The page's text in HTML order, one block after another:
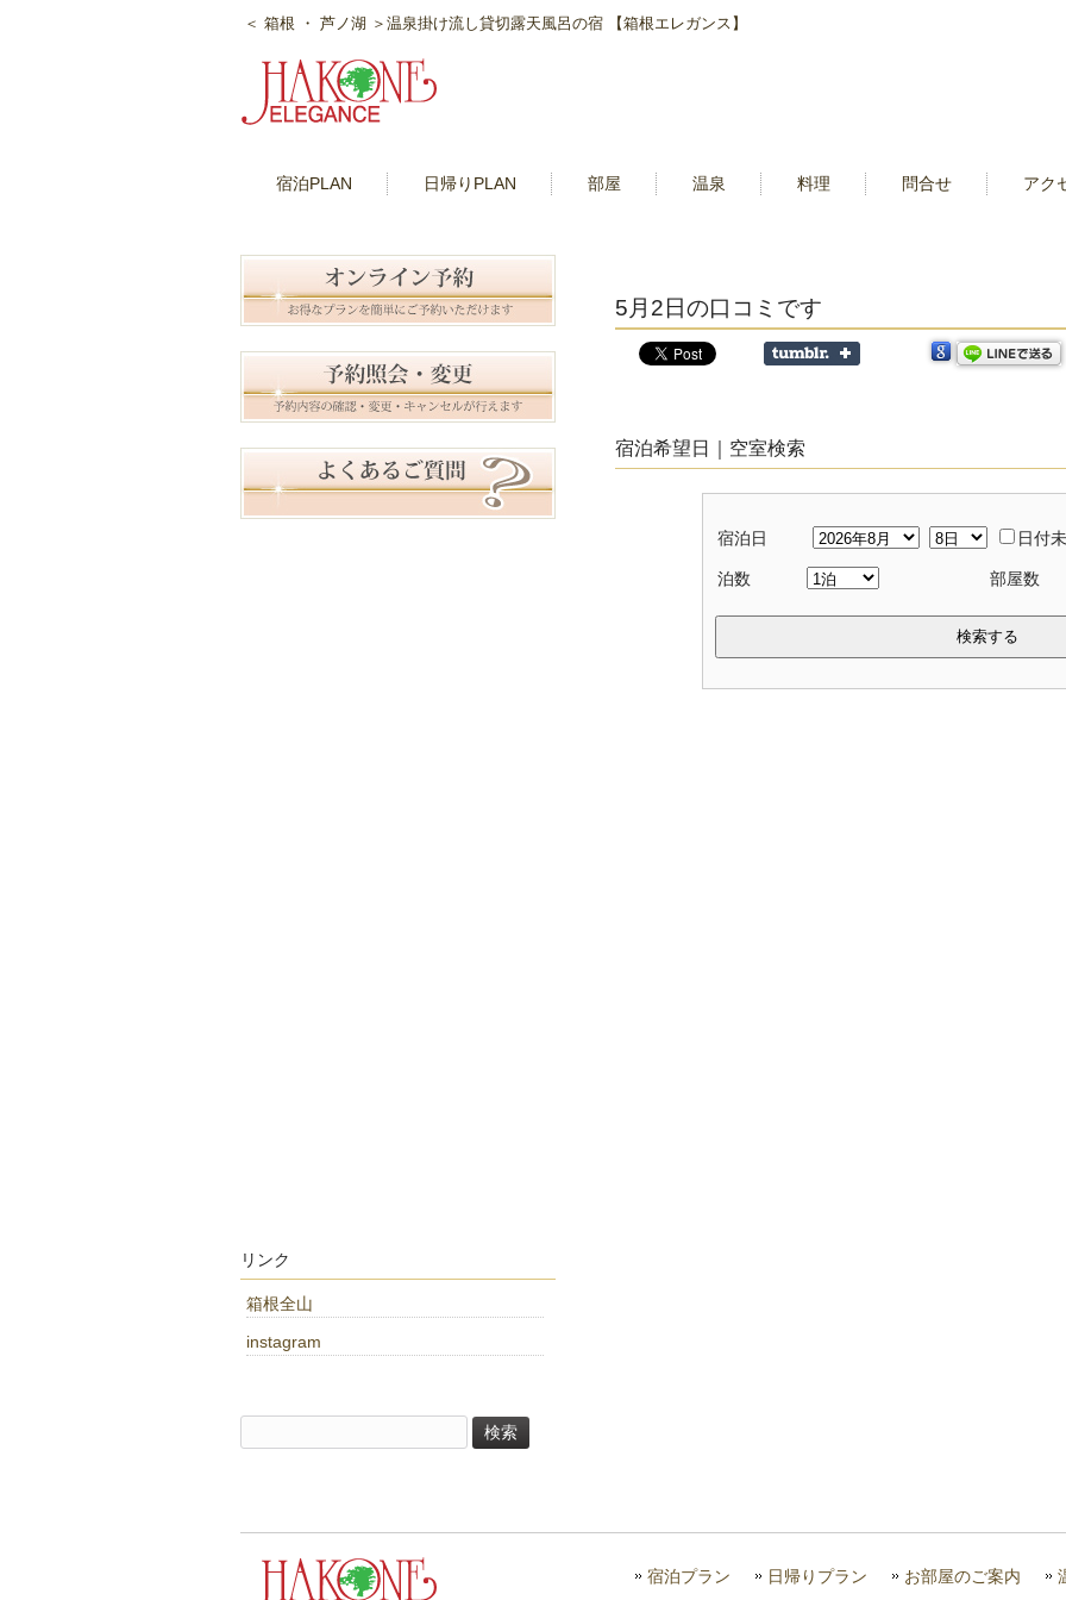
＜ 箱根 ・ 芦ノ湖 ＞温泉掛け流し貸切露天風呂の宿 【箱根エレガンス】
宿泊PLAN 日帰りPLAN 部屋 温泉 料理 問合せ アク
5月2日の口コミです
宿泊希望日｜空室検索
宿泊日 日付
泊数 部屋数
検索する
リンク
箱根全山
instagram
索:
宿泊プラン 日帰りプラン お部屋のご案内